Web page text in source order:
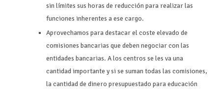
sin límites sus horas de reducción para realizar las
funciones inherentes a ese cargo.
Aprovechamos para destacar el coste elevado de
comisiones bancarias que deben negociar con las
entidades bancarias. A los centros se les va una
cantidad importante y si se suman todas las comisiones,
la cantidad de dinero presupuestado para educación